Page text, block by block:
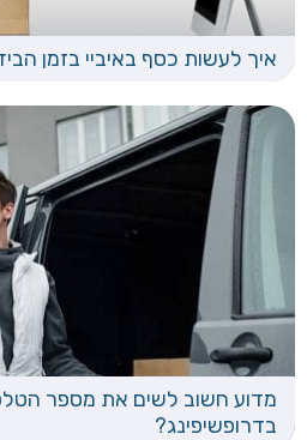
איך לעשות כסף באיביי בזמן
מדוע חשוב לשים את מספר
בדרופשיפינג?